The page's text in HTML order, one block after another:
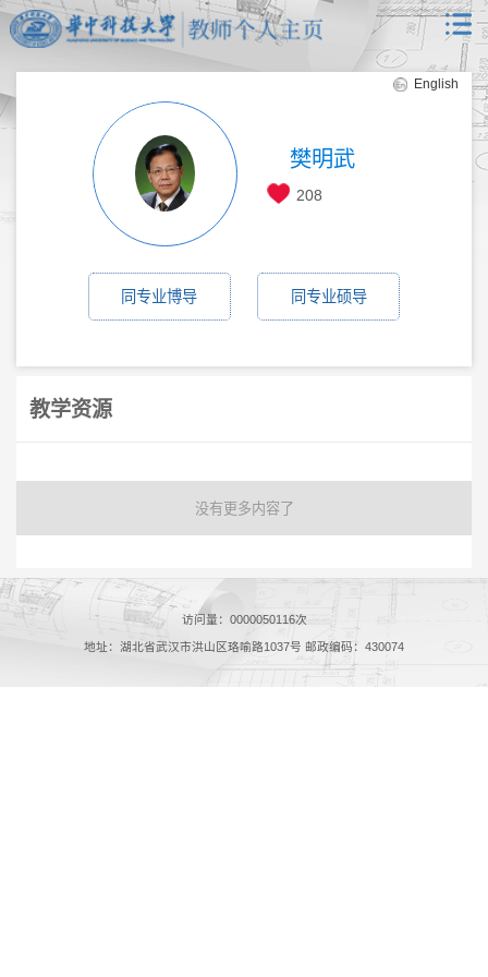
English
樊明武
208
同专业博导 同专业硕导
教学资源
没有更多内容了
访问量： 0000050116次
地址：湖北省武汉市洪山区珞喻路1037号 邮政编码：430074